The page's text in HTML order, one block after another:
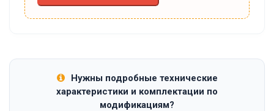
Нужны подробные технические
характеристики и комплектации по
модификациям?